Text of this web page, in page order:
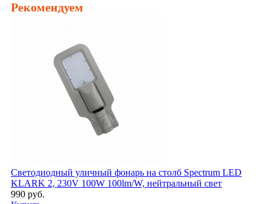
Рекомендуем
Светодиодный уличный фонарь на столб Spectrum LED
KLARK 2, 230V 100W 100lm/W, нейтральный свет
990 руб.